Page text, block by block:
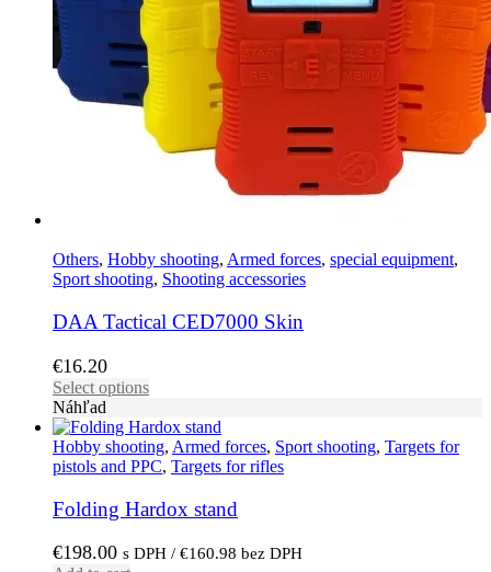
Others, Hobby shooting, Armed forces, special equipment,
Sport shooting, Shooting accessories
DAA Tactical CED7000 Skin
€16.20
Select optionsThis
has
multiple
variants.
options
may
be
chosen
Náhľad
Hobby shooting, Armed forces, Sport shooting, Targets for
pistols and PPC, Targets for rifles
Folding Hardox stand
€198.00 s DPH / €160.98 bez DPH